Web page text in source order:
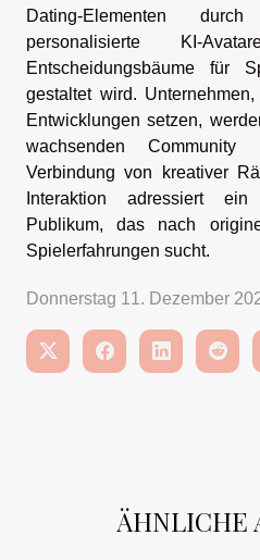
Dating-Elementen durch
personalisierte KI-
Entscheidungsbäume für
gestaltet wird.
Entwicklungen setzen,
wachsenden
Verbindung von kreativer
Interaktion adressiert ein
Publikum, das nach
Spielerfahrungen sucht.
Donnerstag 11. Dezember
ÄHNLICHE